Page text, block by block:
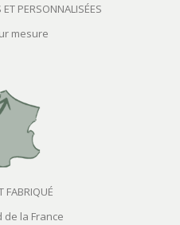
PERSONNALISÉES
mesure
FABRIQUÉ
de la France